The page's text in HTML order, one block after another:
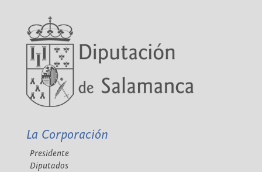
La Corporación
Presidente
Diputados